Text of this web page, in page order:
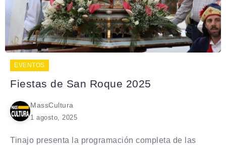
EVENTOS
Fiestas de San Roque 2025
MassCultura
1 agosto, 2025
Tinajo presenta la programación completa de las